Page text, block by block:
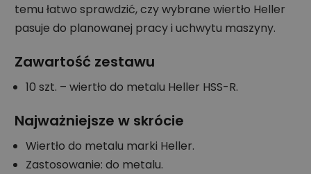
temu łatwo sprawdzić, czy wybrane wiertło Heller
pasuje do planowanej pracy i uchwytu maszyny.
Zawartość zestawu
10 szt. – wiertło do metalu Heller HSS-R.
Najważniejsze w skrócie
Wiertło do metalu marki Heller.
Zastosowanie: do metalu.